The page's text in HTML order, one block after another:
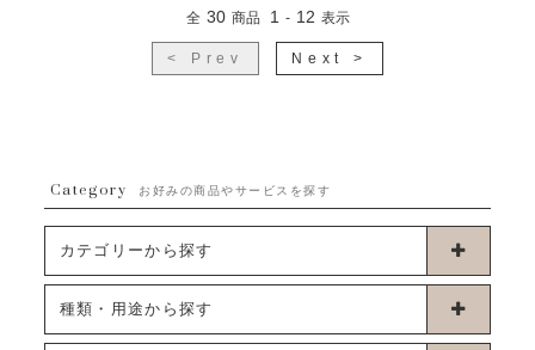
全 30 商品 1 - 12 表示
< Prev Next >
Category お好みの商品やサービスを探す
カテゴリーから探す
卓上タイプバルーン
種類・用途から探す